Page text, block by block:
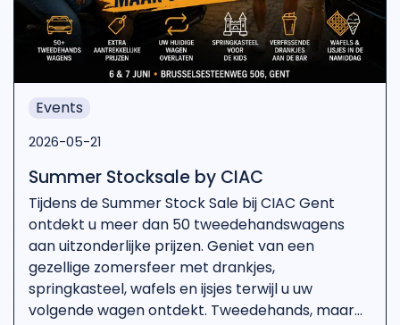
Events
2026-05-21
Summer Stocksale by CIAC
Tijdens de Summer Stock Sale bij CIAC Gent
ontdekt u meer dan 50 tweedehandswagens
aan uitzonderlijke prijzen. Geniet van een
gezellige zomersfeer met drankjes,
springkasteel, wafels en ijsjes terwijl u uw
volgende wagen ontdekt. Tweedehands, maar